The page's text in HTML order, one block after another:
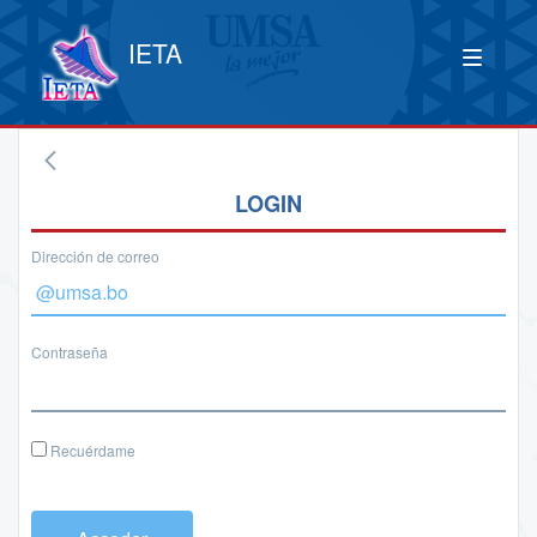
IETA
LOGIN
Dirección de correo
Contraseña
Recuérdame